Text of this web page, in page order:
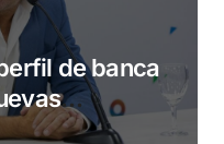
de banca
y